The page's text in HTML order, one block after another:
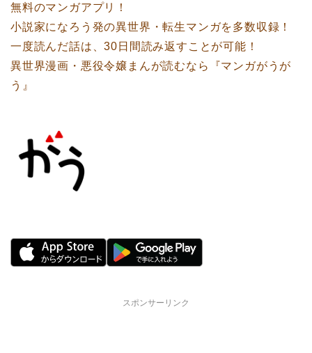
無料のマンガアプリ！
小説家になろう発の異世界・転生マンガを多数収録！
一度読んだ話は、30日間読み返すことが可能！
異世界漫画・悪役令嬢まんが読むなら『マンガがうが
う』
スポンサーリンク